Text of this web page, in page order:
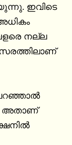
ഇവിടെ
നല്ല
അതാണ്